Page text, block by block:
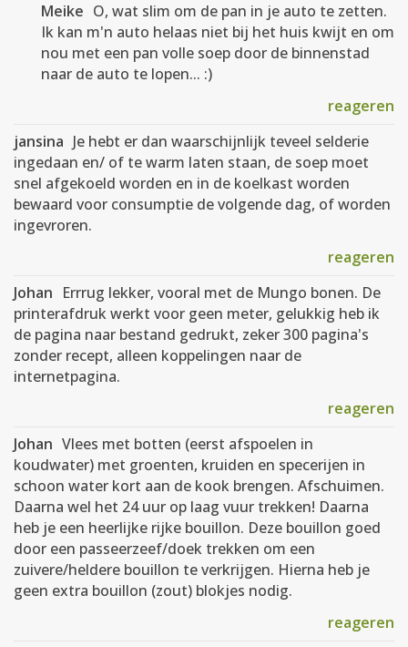
Meike O, wat slim om de pan in je auto te zetten.
Ik kan m'n auto helaas niet bij het huis kwijt en om
nou met een pan volle soep door de binnenstad
naar de auto te lopen... :)
reageren
jansina Je hebt er dan waarschijnlijk teveel selderie
ingedaan en/ of te warm laten staan, de soep moet
snel afgekoeld worden en in de koelkast worden
bewaard voor consumptie de volgende dag, of worden
ingevroren.
reageren
Johan Errrug lekker, vooral met de Mungo bonen. De
printerafdruk werkt voor geen meter, gelukkig heb ik
de pagina naar bestand gedrukt, zeker 300 pagina's
zonder recept, alleen koppelingen naar de
internetpagina.
reageren
Johan Vlees met botten (eerst afspoelen in
koudwater) met groenten, kruiden en specerijen in
schoon water kort aan de kook brengen. Afschuimen.
Daarna wel het 24 uur op laag vuur trekken! Daarna
heb je een heerlijke rijke bouillon. Deze bouillon goed
door een passeerzeef/doek trekken om een
zuivere/heldere bouillon te verkrijgen. Hierna heb je
geen extra bouillon (zout) blokjes nodig.
reageren